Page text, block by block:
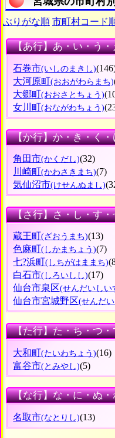
ぶりがな順 市町村コード
【あ行】あ・い・う・
石巻市(いしのまきし)
大河原町(おおがわらまち)
大郷町(おおさとちょう)
女川町(おながわちょう)
【か行】か・き・く・
角田市(かくだし)(32)
川崎町(かわさきまち)
気仙沼市(けせんぬまし)
【さ行】さ・し・す・
蔵王町(ざおうまち)
色麻町(しかまちょう)
七?浜町(しちがはままち)
白石市(しろいしし)
仙台市泉区(せんだいしい
仙台市宮城野区(せんだ
【た行】た・ち・つ・
大和町(たいわちょう)
富谷市(とみやし)(5)
【な行】な・に・ぬ・
名取市(なとりし)(13)